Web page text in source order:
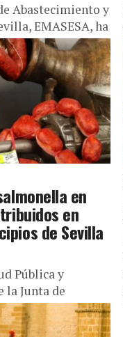
Abastecimiento y
EMASESA, ha
un servicio
la gestión y...
en
en
de Sevilla
Pública y
la Junta de
alerta alimentaria
spp. en...